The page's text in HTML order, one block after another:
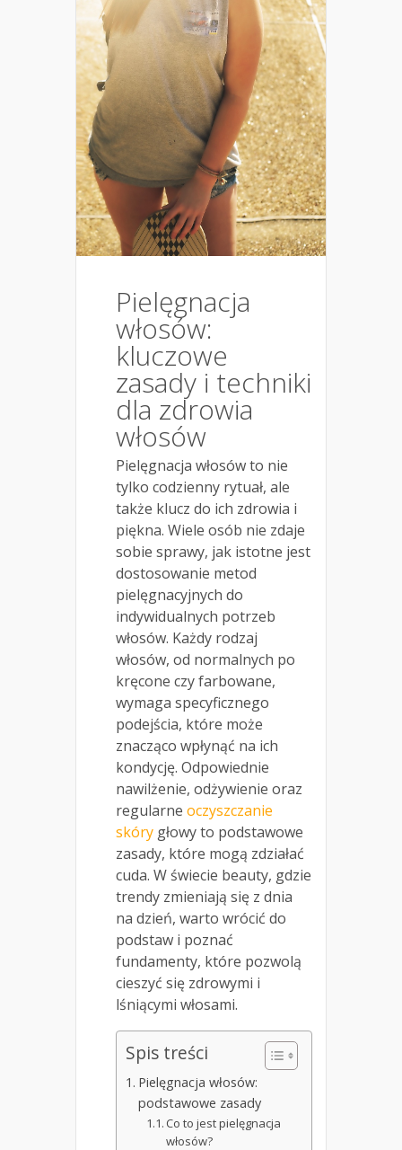
Pielęgnacja
włosów:
kluczowe
zasady i techniki
dla zdrowia
włosów
Pielęgnacja włosów to nie
tylko codzienny rytuał, ale
także klucz do ich zdrowia i
piękna. Wiele osób nie zdaje
sobie sprawy, jak istotne jest
dostosowanie metod
pielęgnacyjnych do
indywidualnych potrzeb
włosów. Każdy rodzaj
włosów, od normalnych po
kręcone czy farbowane,
wymaga specyficznego
podejścia, które może
znacząco wpłynąć na ich
kondycję. Odpowiednie
nawilżenie, odżywienie oraz
regularne oczyszczanie
skóry głowy to podstawowe
zasady, które mogą zdziałać
cuda. W świecie beauty, gdzie
trendy zmieniają się z dnia
na dzień, warto wrócić do
podstaw i poznać
fundamenty, które pozwolą
cieszyć się zdrowymi i
lśniącymi włosami.
Spis treści
Pielęgnacja włosów:
podstawowe zasady
Co to jest pielęgnacja
włosów?